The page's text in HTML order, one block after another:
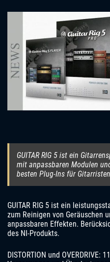
GUITAR RIG 5 ist ein
mit anpassbaren Modulen
besten Plug-Ins für
GUITAR RIG 5 ist ein
zum Reinigen von Geräuschen
anpassbaren Effekten.
des NI-Produkts.
DISTORTION und OVERDRIVE: